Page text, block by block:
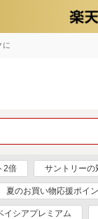
に
2倍 サントリーの
夏のお買い物応援ポイ
イシアプレミアム